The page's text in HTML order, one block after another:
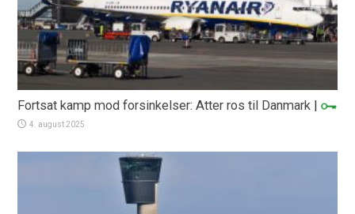
Fortsat kamp mod forsinkelser: Atter ros til Danmark |
4. august 2025